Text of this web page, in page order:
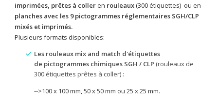
imprimées, prêtes à colleren rouleaux(300 étiquettes) ou en
planches avec les 9 pictogrammes réglementaires SGH/CLP
mixés et imprimés.
Plusieurs formats disponibles:
Les rouleaux mix and match d'étiquettes
de pictogrammes chimiques SGH / CLP (rouleaux de
300 étiquettes prêtes à coller) :
-->100 x 100 mm, 50 x 50 mm ou 25 x 25 mm.